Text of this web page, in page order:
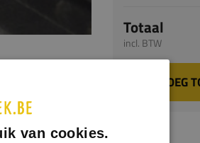
Wij bieden
Totaal
incl. BTW
van cookies.